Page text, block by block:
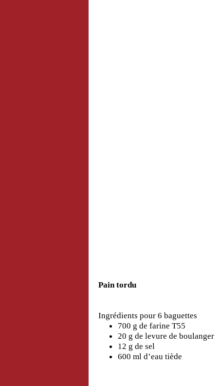
Pain tordu
Ingrédients pour 6 baguettes
700 g de farine T55
20 g de levure de boulanger
12 g de sel
600 ml d’eau tiède